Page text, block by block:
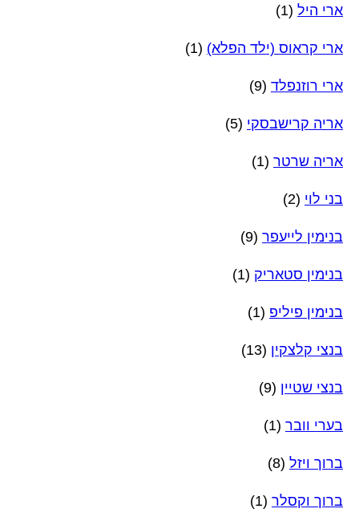
ארי היל (1)
ארי קראוס (ילד הפלא) (1)
ארי רוזנפלד (9)
אריה קרישבסקי (5)
אריה שרטר (1)
בני לוי (2)
בנימין לייעפר (9)
בנימין סטאריק (1)
בנימין פיליפ (1)
בנצי קלצקין (13)
בנצי שטיין (9)
בערי וובר (1)
ברוך ויזל (8)
ברוך וקסלר (1)